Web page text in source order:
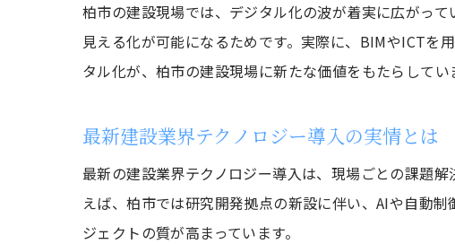
柏市の建設現場では、デジタル化の波が着実に広がっ
見える化が可能になるためです。実際に、BIMやICTを
タル化が、柏市の建設現場に新たな価値をもたらしてい
最新建設業界テクノロジー導入の実情とは
最新の建設業界テクノロジー導入は、現場ごとの課題
えば、柏市では研究開発拠点の新設に伴い、AIや自動
ジェクトの質が高まっています。